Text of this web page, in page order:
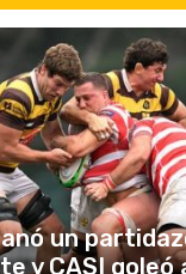
un
y CASI goleó